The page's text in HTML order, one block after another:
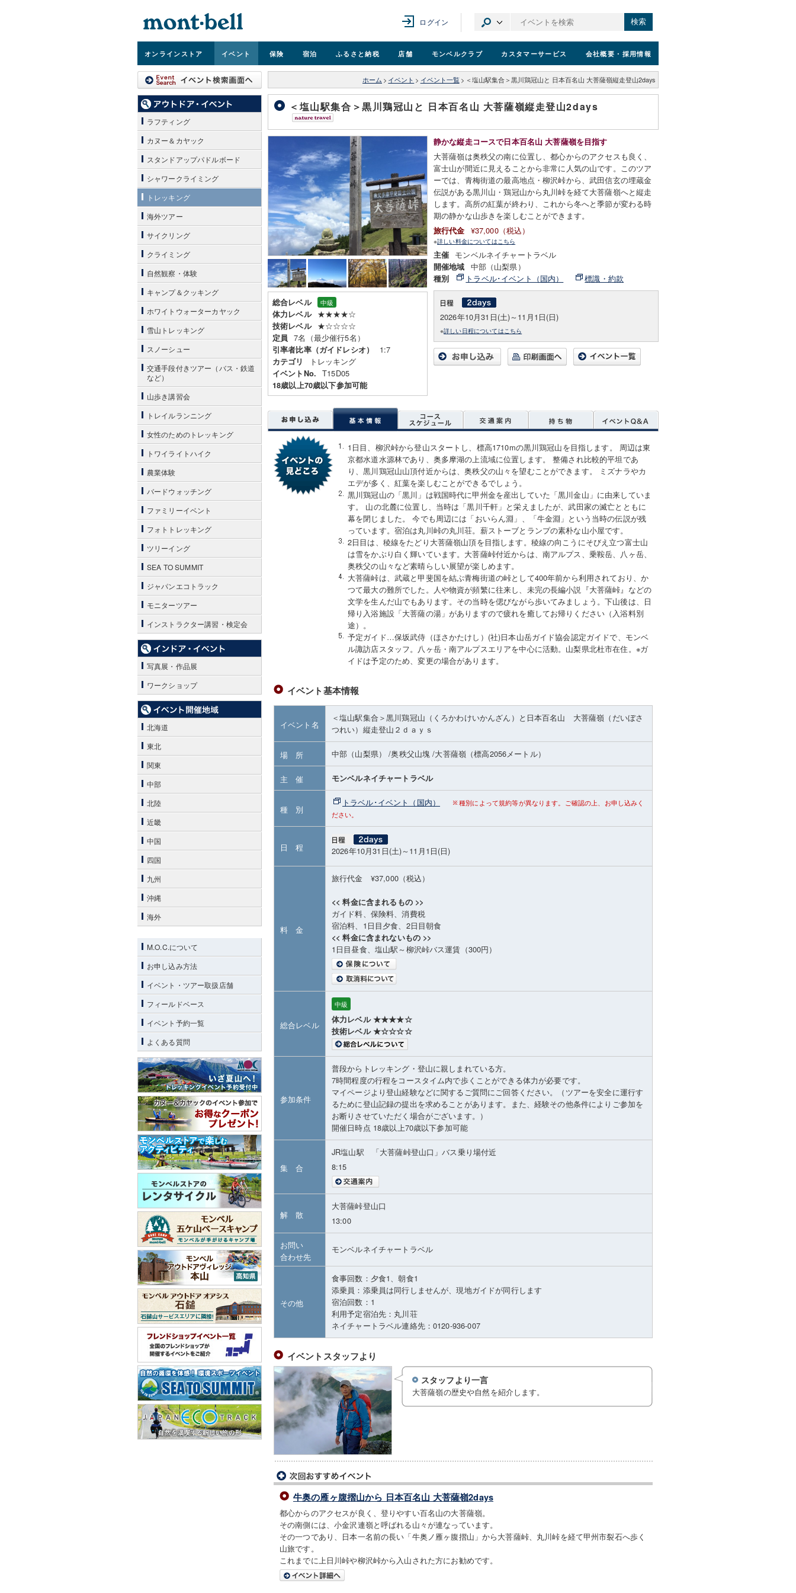
ログイン 検索
オンラインストア イベント 保険 宿泊 ふるさと納税 店舗 モンベルクラブ カスタマーサービス 会社概要 ・採用情報
ホーム > イベント > イベント一覧 > ＜塩山駅集合＞黒川鶏冠山と 日本百名山 大菩薩嶺縦走登山2days
＜塩山駅集合＞黒川鶏冠山と 日本百名山 大菩薩嶺縦走登山2days
総合レベル 中級
体力レベル ★★★★☆
技術レベル ★☆☆☆☆
定員 7名（最少催行5名）
引率者比率（ガイドレシオ） 1:7
カテゴリ トレッキング
イベントNo. T15D05
18歳以上70歳以下参加可能
静かな縦走コースで日本百名山 大菩薩嶺を目指す
大菩薩嶺は奥秩父の南に位置し、都心からのアクセスも良く、
富士山が間近に見えることから非常に人気の山です。このツア
ーでは、青梅街道の最高地点・柳沢峠から、武田信玄の埋蔵金
伝説がある黒川山・鶏冠山から丸川峠を経て大菩薩嶺へと縦走
します。高所の紅葉が終わり、これから冬へと季節が変わる時
期の静かな山歩きを楽しむことができます。
旅行代金 ¥37,000（税込）
※詳しい料金についてはこちら
主催 モンベルネイチャートラベル
開催地域 中部（山梨県）
種別 トラベル･イベント（国内） 標識・約款
2026年10月31日(土)～11月1日(日)
※詳しい日程についてはこちら
1日目、柳沢峠から登山スタートし、標高1710mの黒川鶏冠山を目指します。 周辺は東
京都水道水源林であり、奥多摩湖の上流域に位置します。 整備され比較的平坦であ
り、黒川鶏冠山山頂付近からは、奥秩父の山々を望むことができます。 ミズナラやカ
エデが多く、紅葉を楽しむことができるでしょう。
黒川鶏冠山の「黒川」は戦国時代に甲州金を産出していた「黒川金山」に由来していま
す。 山の北麓に位置し、当時は「黒川千軒」と栄えましたが、武田家の滅亡とともに
幕を閉じました。 今でも周辺には「おいらん淵」、「牛金淵」という当時の伝説が残
っています。宿泊は丸川峠の丸川荘。薪ストーブとランプの素朴な山小屋です。
2日目は、稜線をたどり大菩薩嶺山頂を目指します。稜線の向こうにそびえ立つ富士山
は雪をかぶり白く輝いています。大菩薩峠付近からは、南アルプス、乗鞍岳、八ヶ岳、
奥秩父の山々など素晴らしい展望が楽しめます。
大菩薩峠は、武蔵と甲斐国を結ぶ青梅街道の峠として400年前から利用されており、か
つて最大の難所でした。人や物資が頻繁に往来し、未完の長編小説『大菩薩峠』などの
文学を生んだ山でもあります。その当時を偲びながら歩いてみましょう。下山後は、日
帰り入浴施設「大菩薩の湯」がありますので疲れを癒してお帰りください（入浴料別
途）。
予定ガイド…保坂武侍（ほさかたけし）(社)日本山岳ガイド協会認定ガイドで、モンベ
ル諏訪店スタッフ。八ヶ岳・南アルプスエリアを中心に活動。山梨県北杜市在住。※ガ
イドは予定のため、変更の場合があります。
イベント基本情報
イベント名
＜塩山駅集合＞黒川鶏冠山（くろかわけいかんざん）と日本百名山 大菩薩嶺（だいぼさ
つれい）縦走登山２ｄａｙｓ
場 所 中部（山梨県） /奥秩父山塊 /大菩薩嶺 （標高2056メートル）
主 催 モンベルネイチャートラベル
種 別
トラベル･イベント（国内）
種別によって規約等が異なります。ご確認の上、お申し込みく
ださい。
日 程 2026年10月31日(土)～11月1日(日)
料 金
旅行代金 ¥37,000（税込）
<< 料金に含まれるもの >>
ガイド料、保険料、消費税
宿泊料、1日目夕食、2日目朝食
<< 料金に含まれないもの >>
1日目昼食、塩山駅～柳沢峠バス運賃（300円）
総合レベル
中級
体力レベル ★★★★☆
技術レベル ★☆☆☆☆
参加条件
普段からトレッキング・登山に親しまれている方。
7時間程度の行程をコースタイム内で歩くことができる体力が必要です。
マイページより登山経験などに関するご質問にご回答ください。（ツアーを安全に運行す
るために登山記録の提出を求めることがあります。また、経験その他条件によりご参加を
お断りさせていただく場合がございます。）
開催日時点 18歳以上70歳以下参加可能
集 合
JR塩山駅 「大菩薩峠登山口」バス乗り場付近
8:15
解 散
大菩薩峠登山口
13:00
お問い
合わせ先
モンベルネイチャートラベル
その他
食事回数：夕食1、朝食1
添乗員：添乗員は同行しませんが、現地ガイドが同行します
宿泊回数：1
利用予定宿泊先：丸川荘
ネイチャートラベル連絡先：0120-936-007
イベントスタッフより
スタッフより一言
大菩薩嶺の歴史や自然を紹介します。
牛奥の雁ヶ腹摺山から 日本百名山 大菩薩嶺2days
都心からのアクセスが良く、登りやすい百名山の大菩薩嶺。
その南側には、小金沢連嶺と呼ばれる山々が連なっています。
その一つであり、日本一名前の長い「牛奥ノ雁ヶ腹摺山」から大菩薩峠、丸川峠を経て甲州市裂石へ歩く
山旅です。
これまでに上日川峠や柳沢峠から入山された方にお勧めです。
ラフティング
カヌー＆カヤック
スタンドアップパドルボード
シャワークライミング
トレッキング
海外ツアー
サイクリング
クライミング
自然観察・体験
キャンプ＆クッキング
ホワイトウォーターカヤック
雪山トレッキング
スノーシュー
交通手段付きツアー（バス・鉄道
など）
山歩き講習会
トレイルランニング
女性のためのトレッキング
トワイライトハイク
農業体験
バードウォッチング
ファミリーイベント
フォトトレッキング
ツリーイング
SEA TO SUMMIT
ジャパンエコトラック
モニターツアー
インストラクター講習・検定会
写真展・作品展
ワークショップ
北海道
東北
関東
中部
北陸
近畿
中国
四国
九州
沖縄
海外
M.O.C.について
お申し込み方法
イベント・ツアー取扱店舗
フィールドベース
イベント予約一覧
よくある質問